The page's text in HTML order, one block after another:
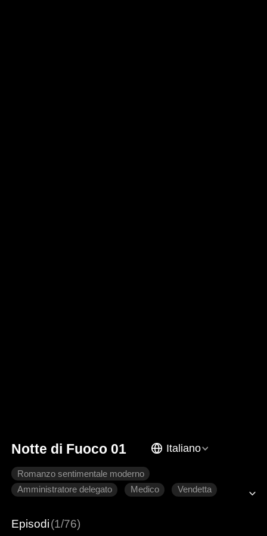
Notte di Fuoco 01 Italiano
Romanzo sentimentale moderno
Amministratore delegato
Medico
Vendetta
Episodi(1/76)